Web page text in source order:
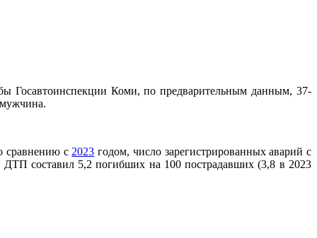
Госавтоинспекции Коми, по предварительным данным, 37-
сравнению с 2023 годом, число зарегистрированных аварий с
составил 5,2 погибших на 100 пострадавших (3,8 в 2023